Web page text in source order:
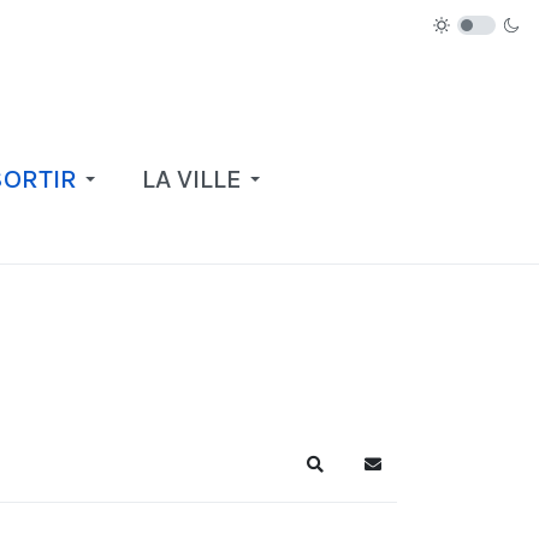
LA VILLE
RechercheS'abonner au blog